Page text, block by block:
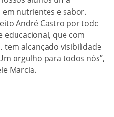
em nutrientes e sabor.
André Castro por todo
educacional, que com
tem alcançado visibilidade
orgulho para todos nós”,
Marcia.